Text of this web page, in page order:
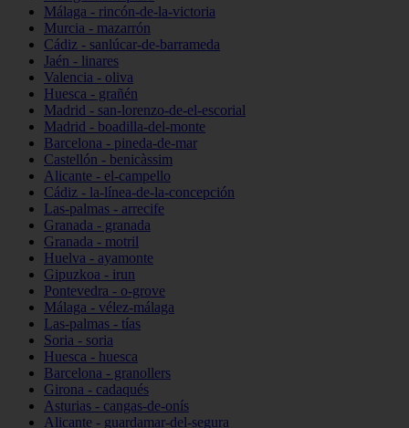
Málaga - rincón-de-la-victoria
Murcia - mazarrón
Cádiz - sanlúcar-de-barrameda
Jaén - linares
Valencia - oliva
Huesca - grañén
Madrid - san-lorenzo-de-el-escorial
Madrid - boadilla-del-monte
Barcelona - pineda-de-mar
Castellón - benicàssim
Alicante - el-campello
Cádiz - la-línea-de-la-concepción
Las-palmas - arrecife
Granada - granada
Granada - motril
Huelva - ayamonte
Gipuzkoa - irun
Pontevedra - o-grove
Málaga - vélez-málaga
Las-palmas - tías
Soria - soria
Huesca - huesca
Barcelona - granollers
Girona - cadaqués
Asturias - cangas-de-onís
Alicante - guardamar-del-segura